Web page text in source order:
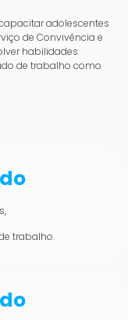
adolescentes
de Convivência e
habilidades
de trabalho como
trabalho.